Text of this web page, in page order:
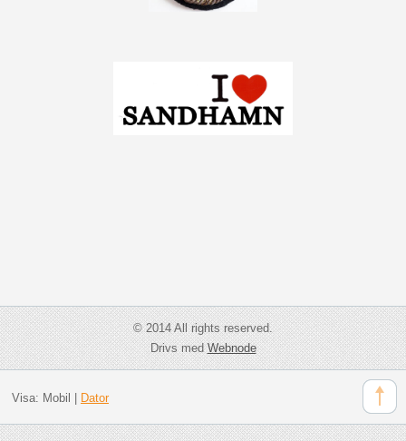
© 2014 All rights reserved.
Drivs medWebnode
Visa: Mobil Dator